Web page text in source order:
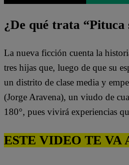
¿De qué trata “Pituca
La nueva ficción cuenta la
tres hijas que, luego de que su
un distrito de clase media y
(Jorge Aravena), un viudo de
180°, pues vivirá experiencias
ESTE VIDEO TE VA